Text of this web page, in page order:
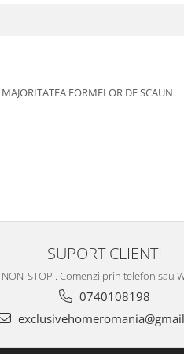
FORMELOR DE SCAUN
SUPORT CLIENTI
. Comenzi prin telefon sau
0740108198